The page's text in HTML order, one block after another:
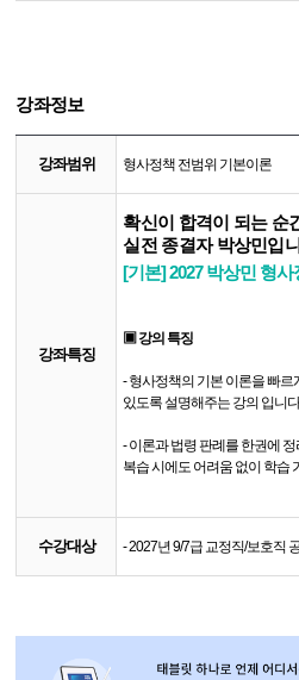
강좌정보
강좌범위 형사정책 전범위 기본이론
강좌특징
확신이 합격이 되는 순
실전 종결자 박상민입
[기본] 2027 박상민 형
▣ 강의 특징
- 형사정책의 기본 이론을 빠
있도록 설명해주는 강의 입니
- 이론과 법령 판례를 한권에
복습 시에도 어려움 없이 학습
수강대상 - 2027년 9/7급 교정직/보호직